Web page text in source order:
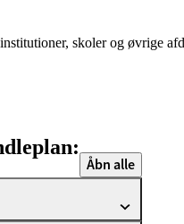
skoler og øvrige
Åbn alle